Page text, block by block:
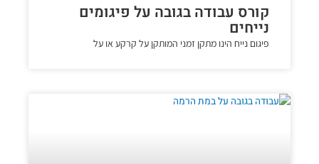
קורס עבודה בגובה על פיגומים
נייחים
פיגום נייח הינו מתקן זמני המותקן על קרקע או על